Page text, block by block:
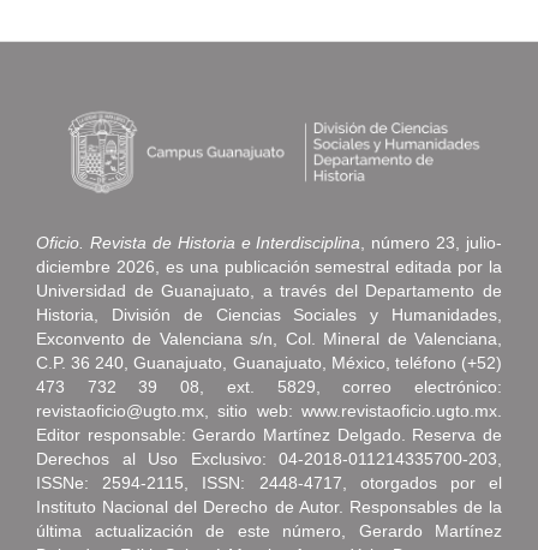
Oficio. Revista de Historia e Interdisciplina , número 23, julio-
diciembre 2026, es una publicación semestral editada por la
Universidad de Guanajuato, a través del Departamento de
Historia, División de Ciencias Sociales y Humanidades,
Exconvento de Valenciana s/n, Col. Mineral de Valenciana,
C.P. 36 240, Guanajuato, Guanajuato, México, teléfono (+52)
473 732 39 08, ext. 5829, correo electrónico:
revistaoficio@ugto.mx, sitio web: www.revistaoficio.ugto.mx.
Editor responsable: Gerardo Martínez Delgado. Reserva de
Derechos al Uso Exclusivo: 04-2018-011214335700-203,
ISSNe: 2594-2115, ISSN: 2448-4717, otorgados por el
Instituto Nacional del Derecho de Autor. Responsables de la
última actualización de este número, Gerardo Martínez